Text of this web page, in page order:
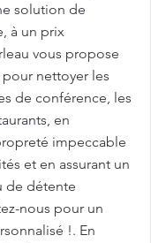
solution de
à un prix
vous propose
nettoyer les
de conférence, les
en
impeccable
et en assurant un
de détente
nous pour un
!. En